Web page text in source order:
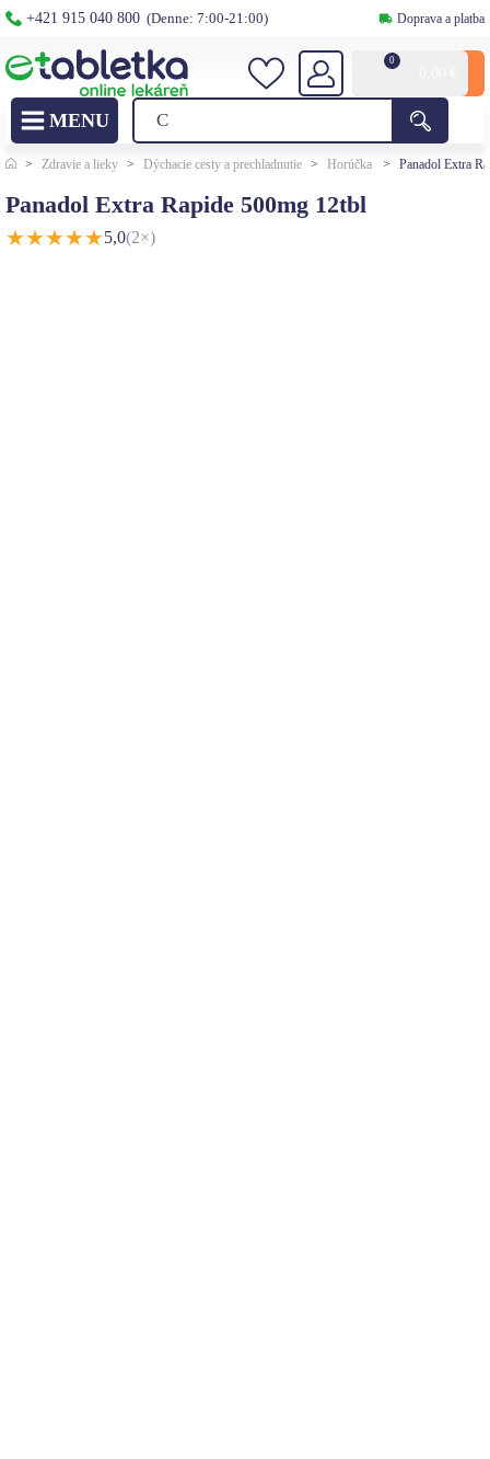
+421 915 040 800 (Denne: 7:00-21:00) Doprava a platba
0
> Zdravie a lieky > Dýchacie cesty a prechladnutie > Horúčka > Panadol Extra
Panadol Extra Rapide 500mg 12tbl
★★★★★5,0(2×)